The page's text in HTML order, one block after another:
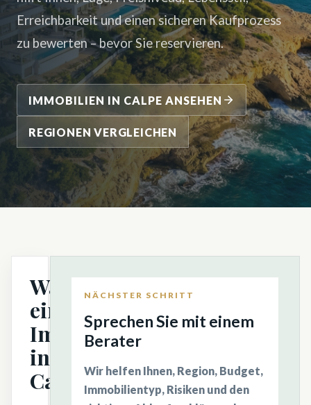
Erreichbarkeit und einen sicheren Kaufprozess
zu bewerten – bevor Sie reservieren.
IMMOBILIEN IN CALPE ANSEHEN
REGIONEN VERGLEICHEN
Warum
eine
Immobilie
in
Calpe?
NÄCHSTER SCHRITT
Sprechen Sie mit einem
Berater
Wir helfen Ihnen, Region, Budget,
Immobilientyp, Risiken und den